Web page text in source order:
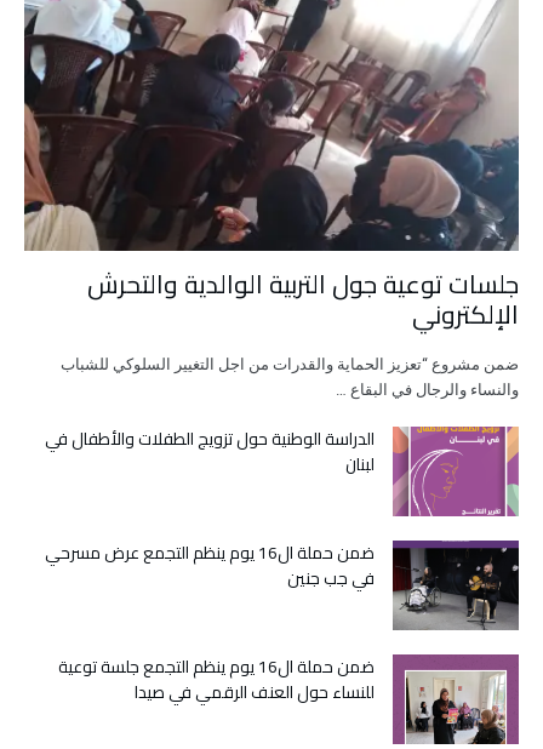
جلسات توعية جول التربية الوالدية والتحرش
الإلكتروني
ضمن مشروع “تعزيز الحماية والقدرات من اجل التغيير السلوكي للشباب
والنساء والرجال في البقاع …
الدراسة الوطنية حول تزويج الطفلات والأطفال في
لبنان
ضمن حملة ال16 يوم ينظم التجمع عرض مسرحي
في جب جنين
ضمن حملة ال16 يوم ينظم التجمع جلسة توعية
للنساء حول العنف الرقمي في صيدا